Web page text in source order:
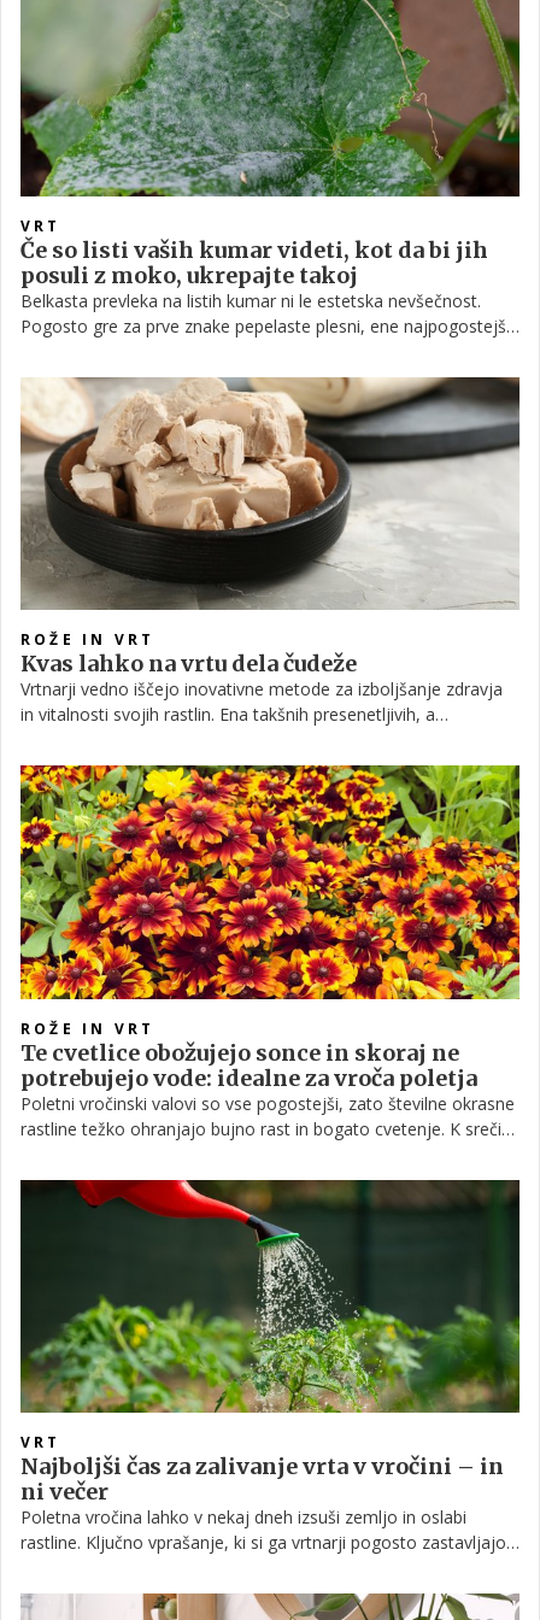
VRT
Če so listi vaših kumar videti, kot da bi jih
posuli z moko, ukrepajte takoj
Belkasta prevleka na listih kumar ni le estetska nevšečnost.
Pogosto gre za prve znake pepelaste plesni, ene najpogostejših
zmanjša pridelek.
ROŽE IN VRT
Kvas lahko na vrtu dela čudeže
Vrtnarji vedno iščejo inovativne metode za izboljšanje zdravja
in vitalnosti svojih rastlin. Ena takšnih presenetljivih, a
izboljša zdravje vaših cvetlic.
ROŽE IN VRT
Te cvetlice obožujejo sonce in skoraj ne
potrebujejo vode: idealne za vroča poletja
Poletni vročinski valovi so vse pogostejši, zato številne okrasne
rastline težko ohranjajo bujno rast in bogato cvetenje. K sreči
obdobjih ostanejo lepe, barvite in polne življenja.
VRT
Najboljši čas za zalivanje vrta v vročini – in
ni večer
Poletna vročina lahko v nekaj dneh izsuši zemljo in oslabi
rastline. Ključno vprašanje, ki si ga vrtnarji pogosto zastavljajo,
ni vedno najboljša izbira?